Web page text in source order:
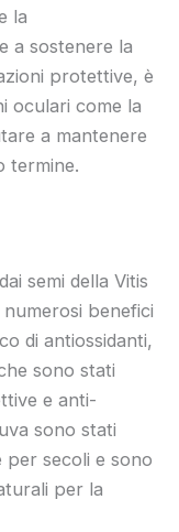
la
a sostenere la
protettive, è
oculari come la
a mantenere
termine.
semi della Vitis
benefici
di antiossidanti,
sono stati
e anti-
sono stati
per secoli e sono
per la